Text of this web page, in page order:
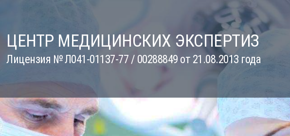
ЦЕНТР МЕДИЦИНСКИХ ЭКСПЕРТИЗ
Лицензия № Л041-01137-77 / 00288849 от 21.08.2013 года